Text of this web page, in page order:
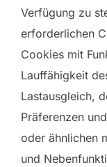
Verfügung zu
erforderlichen
Cookies mit
Lauffähigkeit
Lastausgleich,
Präferenzen
oder ähnlichen
und